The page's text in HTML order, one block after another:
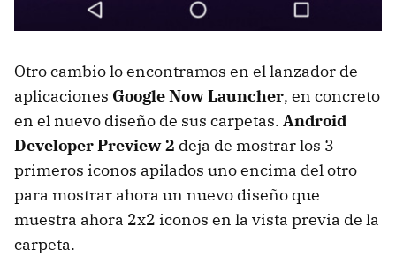
Otro cambio lo encontramos en el lanzador de
aplicaciones Google Now Launcher, en concreto
en el nuevo diseño de sus carpetas. Android
Developer Preview 2 deja de mostrar los 3
primeros iconos apilados uno encima del otro
para mostrar ahora un nuevo diseño que
muestra ahora 2x2 iconos en la vista previa de la
carpeta.